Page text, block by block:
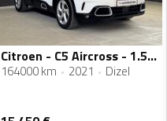
Citroen - C5 Aircross - 1.5 HDI - 130 KS
164000 km 2021 Dizel